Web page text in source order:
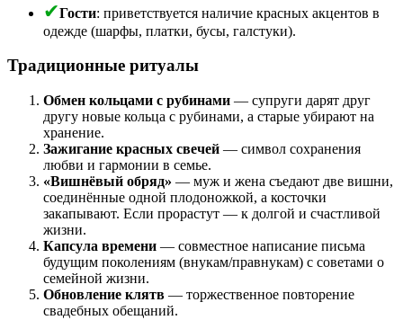
Гости: приветствуется наличие красных акцентов в
одежде (шарфы, платки, бусы, галстуки).
Традиционные ритуалы
Обмен кольцами с рубинами — супруги дарят друг
другу новые кольца с рубинами, а старые убирают на
хранение.
Зажигание красных свечей — символ сохранения
любви и гармонии в семье.
«Вишнёвый обряд» — муж и жена съедают две вишни,
соединённые одной плодоножкой, а косточки
закапывают. Если прорастут — к долгой и счастливой
жизни.
Капсула времени — совместное написание письма
будущим поколениям (внукам/правнукам) с советами о
семейной жизни.
Обновление клятв — торжественное повторение
свадебных обещаний.